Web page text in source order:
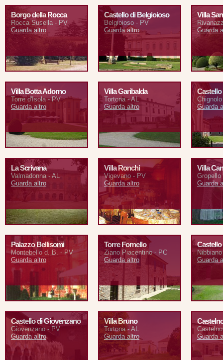
Borgo della Rocca
Rocca Susella - PV
Guarda altro
Castello di Belgioioso
Belgioioso - PV
Guarda altro
Villa
Guarda
Villa Botta Adorno
Torre d'Isola - PV
Guarda altro
Villa Garibalda
Tortona - AL
Guarda altro
Guarda
La Scrivana
Valmadonna - AL
Guarda altro
Villa Ronchi
Vigevano - PV
Guarda altro
Villa
Guarda
Palazzo Bellisomi
Montebello d. B. - PV
Guarda altro
Torre Fornello
Ziano Piacentino - PC
Guarda altro
Guarda
Castello di Giovenzano
Giovenzano - PV
Guarda altro
Villa Bruno
Tortona - AL
Guarda altro
Guarda